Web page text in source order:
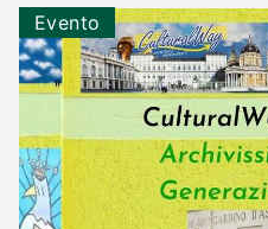
Evento